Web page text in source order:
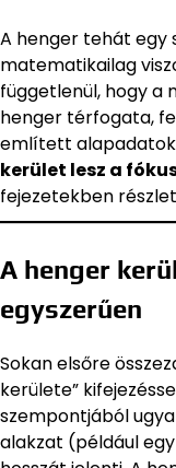
A henger tehát egy
matematikailag
függetlenül, hogy a
henger térfogata,
említett
kerület lesz a
fejezetekben
A henger
egyszerűen
Sokan elsőre
kerülete”
szempontjából
alakzat (például